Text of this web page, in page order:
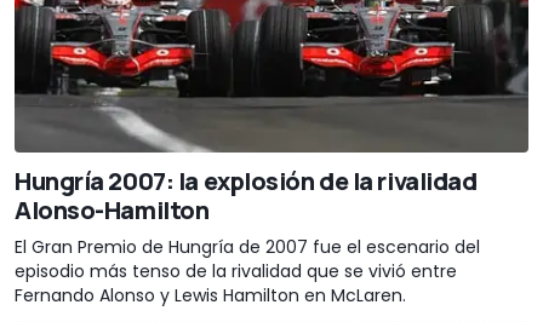
Hungría 2007: la explosión de la rivalidad
Alonso-Hamilton
El Gran Premio de Hungría de 2007 fue el escenario del
episodio más tenso de la rivalidad que se vivió entre
Fernando Alonso y Lewis Hamilton en McLaren.